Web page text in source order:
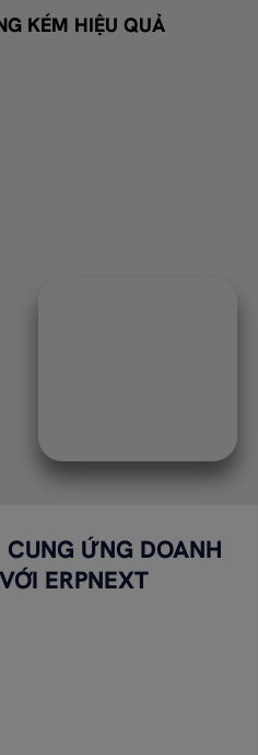
KÉM HIỆU QUẢ
ỨNG DOANH
ERPNEXT